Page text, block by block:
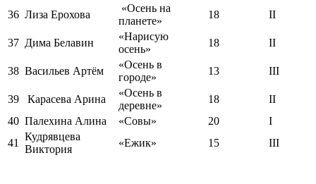
36 Лиза Ерохова
«Осень на
планете»
18 II
37 Дима Белавин
«Нарисую
осень»
18 II
38 Васильев Артём
«Осень в
городе»
13 III
39 Карасева Арина
«Осень в
деревне»
18
II
40 Палехина Алина «Совы» 20
I
41
Кудрявцева
Виктория
«Ежик» 15 III